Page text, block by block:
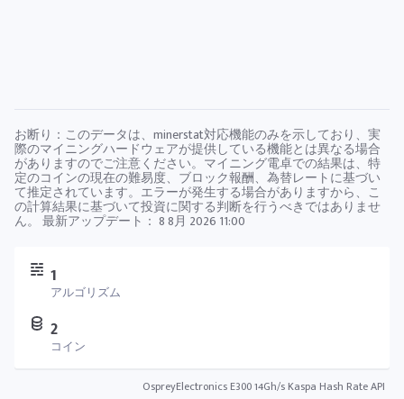
1
アルゴリズム
2
コイン
OspreyElectronics E300 14Gh/s Kaspa Hash Rate API
お断り：このデータは、minerstat対応機能のみを示しており、実
際のマイニングハードウェアが提供している機能とは異なる場合
がありますのでご注意ください。マイニング電卓での結果は、特
定のコインの現在の難易度、ブロック報酬、為替レートに基づい
て推定されています。エラーが発生する場合がありますから、こ
の計算結果に基づいて投資に関する判断を行うべきではありませ
ん。 最新アップデート： 8 8月 2026 11:00